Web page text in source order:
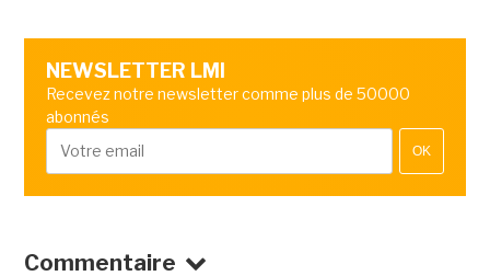
NEWSLETTER LMI
Recevez notre newsletter comme plus de 50000
abonnés
OK
Commentaire